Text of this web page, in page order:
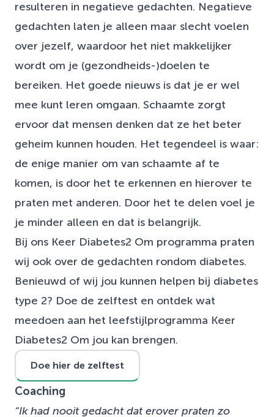
resulteren in negatieve gedachten. Negatieve
gedachten laten je alleen maar slecht voelen
over jezelf, waardoor het niet makkelijker
wordt om je (gezondheids-)doelen te
bereiken. Het goede nieuws is dat je er wel
mee kunt leren omgaan. Schaamte zorgt
ervoor dat mensen denken dat ze het beter
geheim kunnen houden. Het tegendeel is waar:
de enige manier om van schaamte af te
komen, is door het te erkennen en hierover te
praten met anderen. Door het te delen voel je
je minder alleen en dat is belangrijk.
Bij ons Keer Diabetes2 Om programma praten
wij ook over de gedachten rondom diabetes.
Benieuwd of wij jou kunnen helpen bij diabetes
type 2? Doe de zelftest en ontdek wat
meedoen aan het leefstijlprogramma Keer
Diabetes2 Om jou kan brengen.
Doe hier de zelftest
Coaching
“Ik had nooit gedacht dat erover praten zo